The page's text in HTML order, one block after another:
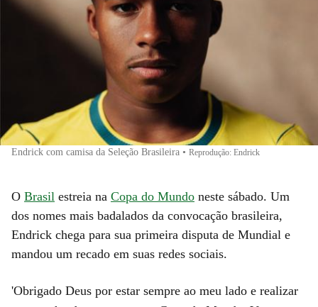
Endrick com camisa da Seleção Brasileira • Reprodução: Endrick
O Brasil estreia na Copa do Mundo neste sábado. Um
dos nomes mais badalados da convocação brasileira,
Endrick chega para sua primeira disputa de Mundial e
mandou um recado em suas redes sociais.
'Obrigado Deus por estar sempre ao meu lado e realizar